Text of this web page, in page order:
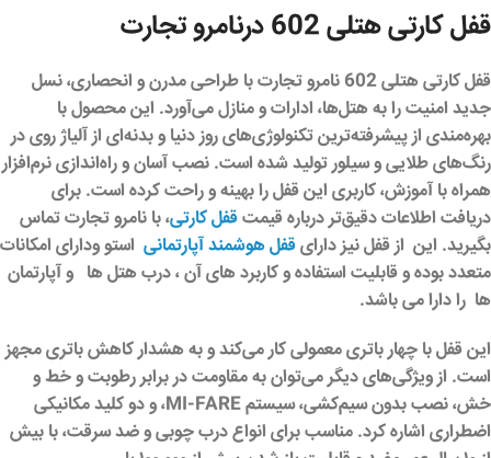
قفل کارتی هتلی 602 درنامرو تجارت
قفل کارتی هتلی 602 نامرو تجارت
با طراحی مدرن و انحصاری، نسل
جدید امنیت را به هتل‌ها، ادارات و منازل می‌آورد. این محصول با
بهره‌مندی از پیشرفته‌ترین تکنولوژی‌های روز دنیا و بدنه‌ای از آلیاژ روی در
رنگ‌های طلایی و سیلور تولید شده است. نصب آسان و راه‌اندازی نرم‌افزار
همراه با آموزش، کاربری این قفل را بهینه و راحت کرده است. برای
دریافت اطلاعات دقیق‌تر درباره قیمتقفل کارتی، با نامرو تجارتتماس
بگیرید. این از قفل نیز دارایقفل هوشمند آپارتمانی استو ودارای امکانات
متعدد بوده و قابلیت استفاده و کاربرد های آن ، درب هتل ها و آپارتمان
ها را دارا می باشد.
این قفل با چهار باتری معمولی کار می‌کند و به هشدار کاهش باتری مجهز
است. از ویژگی‌های دیگر می‌توان به مقاومت در برابر رطوبت و خط و
خش، نصب بدون سیم‌کشی، سیستم MI-FARE، و دو کلید مکانیکی
اضطراری اشاره کرد. مناسب برای انواع درب چوبی و ضد سرقت، با بیش